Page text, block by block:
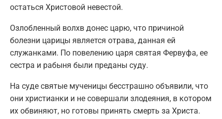
остаться Христовой невестой.
Озлобленный волхв донес царю, что причиной
болезни царицы является отрава, данная ей
служанками. По повелению царя святая Фервуфа, ее
сестра и рабыня были преданы суду.
На суде святые мученицы бесстрашно объявили, что
они христианки и не совершали злодеяния, в котором
их обвиняют, но готовы принять смерть за Христа.